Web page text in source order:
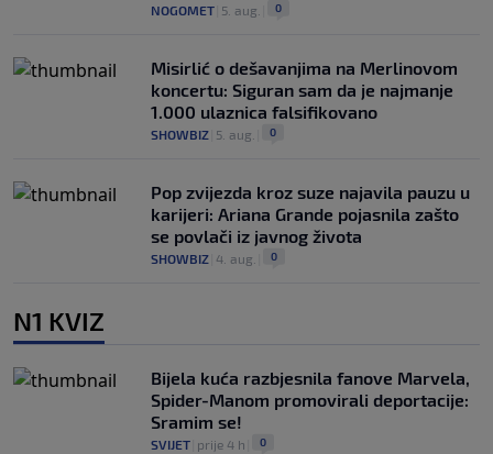
NOGOMET 5. aug. 0
Misirlić o dešavanjima na Merlinovom
koncertu: Siguran sam da je najmanje
1.000 ulaznica falsifikovano
SHOWBIZ 5. aug. 0
Pop zvijezda kroz suze najavila pauzu u
karijeri: Ariana Grande pojasnila zašto
se povlači iz javnog života
SHOWBIZ 4. aug. 0
N1 KVIZ
Bijela kuća razbjesnila fanove Marvela,
Spider-Manom promovirali deportacije:
Sramim se!
SVIJET prije 4 h 0